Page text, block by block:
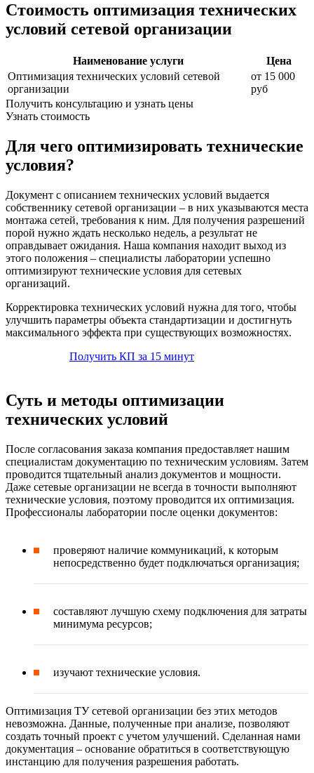
Стоимость оптимизация технических
условий сетевой организации
Наименование услуги
Цена
Оптимизация технических условий сетевой
организации
от 15 000
руб
Получить консультацию и узнать цены
Узнать стоимость
Для чего оптимизировать технические
условия?
Документ с описанием технических условий выдается
собственнику сетевой организации – в них указываются места
монтажа сетей, требования к ним. Для получения разрешений
порой нужно ждать несколько недель, а результат не
оправдывает ожидания. Наша компания находит выход из
этого положения – специалисты лаборатории успешно
оптимизируют технические условия для сетевых
организаций.
Корректировка технических условий нужна для того, чтобы
улучшить параметры объекта стандартизации и достигнуть
максимального эффекта при существующих возможностях.
Получить КП за 15 минут
Суть и методы оптимизации
технических условий
После согласования заказа компания предоставляет нашим
специалистам документацию по техническим условиям. Затем
проводится тщательный анализ документов и мощности.
Даже сетевые организации не всегда в точности выполняют
технические условия, поэтому проводится их оптимизация.
Профессионалы лаборатории после оценки документов:
проверяют наличие коммуникаций, к которым
непосредственно будет подключаться организация;
составляют лучшую схему подключения для затраты
минимума ресурсов;
изучают технические условия.
Оптимизация ТУ сетевой организации без этих методов
невозможна. Данные, полученные при анализе, позволяют
создать точный проект с учетом улучшений. Сделанная нами
документация – основание обратиться в соответствующую
инстанцию для получения разрешения работать.